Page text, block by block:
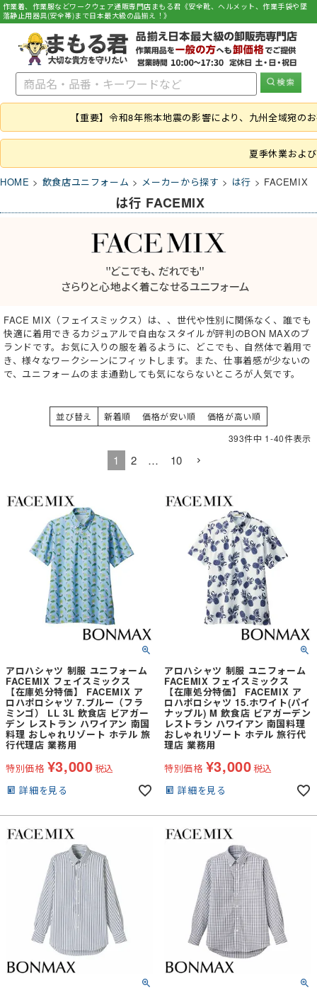
作業着、作業服などワークウェア通販専門店まもる君《安全靴、ヘルメット、作業手袋や墜
落静止用器具(安全帯)まで日本最大級の品揃え！》
【重要】令和8年熊本地震の影響により、九州全域宛
夏季休業およ
HOME 飲食店ユニフォーム メーカーから探す は行 FACEMIX
は行 FACEMIX
FACE MIX（フェイスミックス）は、、世代や性別に関係なく、誰でも
快適に着用できるカジュアルで自由なスタイルが評判のBON MAXのブ
ランドです。お気に入りの服を着るように、どこでも、自然体で着用で
き、様々なワークシーンにフィットします。また、仕事着感が少ないの
で、ユニフォームのまま通勤しても気にならないところが人気です。
並び替え 新着順 価格が安い順
価格が高い順
393件中 1-40件表示
1 2 … 10
アロハシャツ 制服 ユニフォーム
FACEMIX フェイスミックス
【在庫処分特価】 FACEMIX ア
ロハポロシャツ 7.ブルー（フラ
ミンゴ） LL 3L 飲食店 ビアガー
デン レストラン ハワイアン 南国
料理 おしゃれリゾート ホテル 旅
行代理店 業務用
特別価格 ¥3,000税込
詳細を見る
アロハシャツ 制服 ユニフォーム
FACEMIX フェイスミックス
【在庫処分特価】 FACEMIX ア
ロハポロシャツ 15.ホワイト(パイ
ナップル) M 飲食店 ビアガーデン
レストラン ハワイアン 南国料理
おしゃれリゾート ホテル 旅行代
理店 業務用
特別価格 ¥3,000税込
詳細を見る